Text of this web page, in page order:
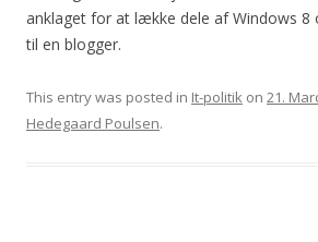
anklaget for at lække dele af Windows 8
til en blogger.
This entry was posted in It-politik on 21.
Hedegaard Poulsen.